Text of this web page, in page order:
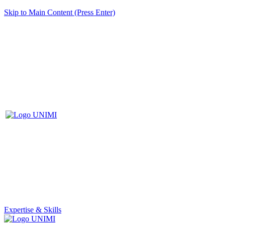
Skip to Main Content (Press Enter)
Expertise & Skills